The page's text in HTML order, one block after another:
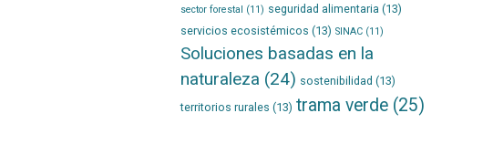
sector forestal (11) seguridad alimentaria (13)
servicios ecosistémicos (13) SINAC(11)
Soluciones basadas en la
naturaleza (24) sostenibilidad (13)
territorios rurales (13) trama verde(25)